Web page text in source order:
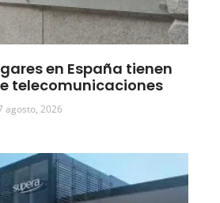
en España tienen
telecomunicaciones
agosto, 2026